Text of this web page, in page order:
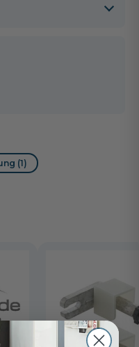
(1)